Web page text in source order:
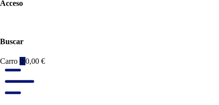
Acceso
Buscar
Carro 0 0,00 €